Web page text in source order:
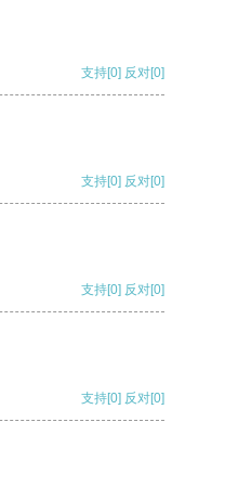
支持[0] 反对[0]
支持[0] 反对[0]
支持[0] 反对[0]
支持[0] 反对[0]